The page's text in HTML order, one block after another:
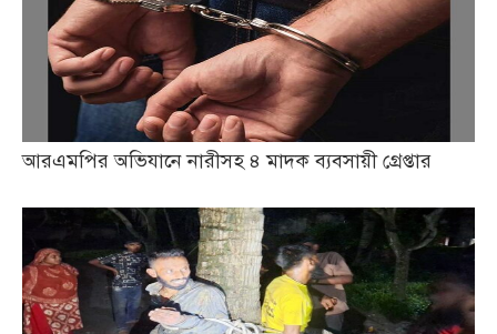
আরএমপির অভিযানে নারীসহ ৪ মাদক ব্যবসায়ী গ্রেপ্তার